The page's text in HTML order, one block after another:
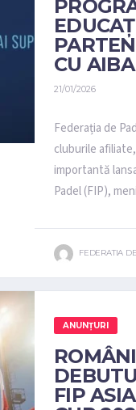
CU
21/01/2026
Federația de
cluburile
importantă
Padel (FIP),
FEDERATIA
ANUNȚURI
FIP